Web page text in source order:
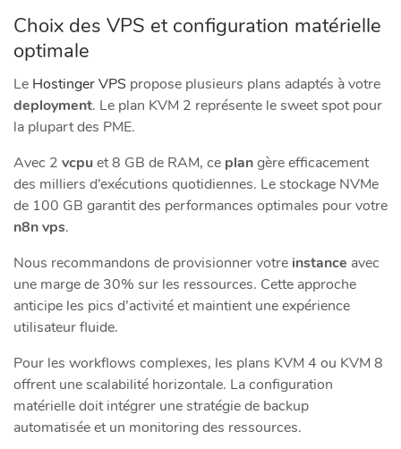
Choix des VPS et configuration matérielle
optimale
Le Hostinger VPS propose plusieurs plans adaptés à votre
deployment. Le plan KVM 2 représente le sweet spot pour
la plupart des PME.
Avec 2 vcpuet 8 GB de RAM, ce plangère efficacement
des milliers d’exécutions quotidiennes. Le stockage NVMe
de 100 GB garantit des performances optimales pour votre
n8n vps.
Nous recommandons de provisionner votre instance avec
une marge de 30% sur les ressources. Cette approche
anticipe les pics d’activité et maintient une expérience
utilisateur fluide.
Pour les workflows complexes, les plans KVM 4 ou KVM 8
offrent une scalabilité horizontale. La configuration
matérielle doit intégrer une stratégie de backup
automatisée et un monitoring des ressources.